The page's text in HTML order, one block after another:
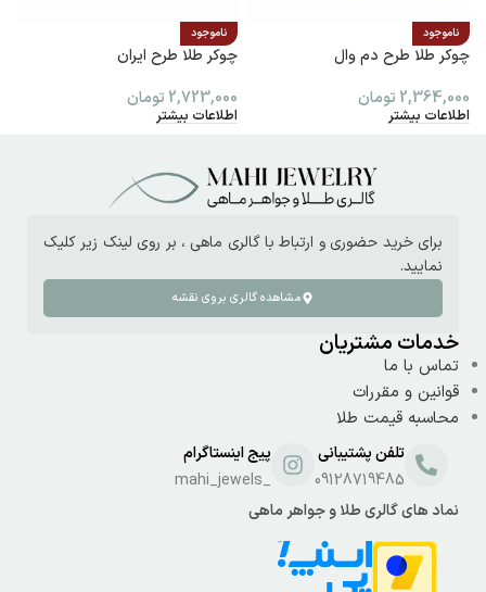
ناموجود
چوکر طلا طرح دم وال
2,364,000 تومان
اطلاعات بیشتر
ناموجود
چوکر طلا طرح ایران
2,723,000 تومان
اطلاعات بیشتر
برای خرید حضوری و ارتباط با گالری ماهی ، بر روی لینک زیر کلیک
نمایید.
مشاهده گالری بروی نقشه
خدمات مشتریان
تماس با ما
قوانین و مقررات
محاسبه قیمت طلا
تلفن پشتیبانی
09128719485
پیج اینستاگرام
_mahi_jewels
نماد های گالری طلا و جواهر ماهی